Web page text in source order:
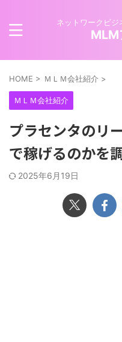
ネットワークビジ
MLM
HOME > ＭＬＭ会社紹介 >
ＭＬＭ会社紹介
プラセンタのリ
で稼げるのかを
2025年6月19日